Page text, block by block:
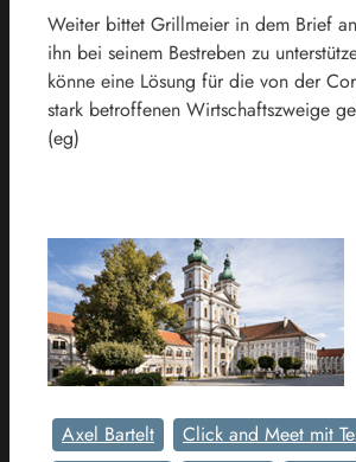
Weiter bittet Grillmeier in dem Brief
ihn bei seinem Bestreben zu
könne eine Lösung für die von der
stark betroffenen Wirtschaftszweige
(eg)
Axel Bartelt
Click and Meet mit